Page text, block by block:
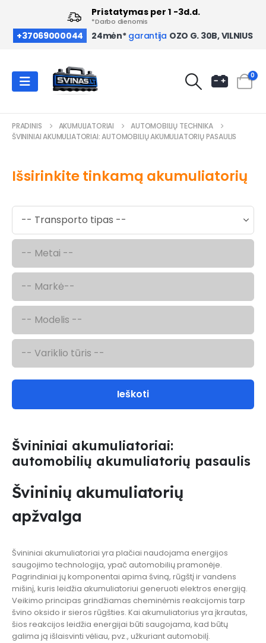
+37069000044 24mėn* garantija OZO G. 30B, VILNIUS
Pristatymas per 1 -3d.d.
*Darbo dienomis
0
PRADINIS AKUMULIATORIAI
AUTOMOBILIŲ TECHNIKA
ŠVININIAI AKUMULIATORIAI: AUTOMOBILIŲ AKUMULIATORIŲ PASAULIS
Išsirinkite tinkamą akumuliatorių
Ieškoti
Švininiai akumuliatoriai:
automobilių akumuliatorių pasaulis
Švininių akumuliatorių
apžvalga
Švininiai akumuliatoriai yra plačiai naudojama energijos
saugojimo technologija, ypač automobilių pramonėje.
Pagrindiniai jų komponentai apima šviną, rūgštį ir vandens
mišinį, kuris leidžia akumuliatoriui generuoti elektros energiją.
Veikimo principas grindžiamas cheminėmis reakcijomis tarp
švino oksido ir sieros rūgšties. Kai akumuliatorius yra įkrautas,
šios reakcijos leidžia energijai būti saugojama, kad būtų
galima ją išlaisvinti vėliau, pvz., užkuriant automobilį.